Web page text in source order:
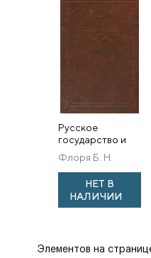
Русское
государство и
его западные
соседи (1655–
1661 гг.)
Флоря Б. Н.
НЕТ В
НАЛИЧИИ
Элементов на